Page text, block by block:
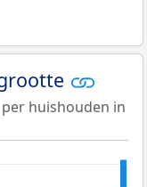
huishouden in